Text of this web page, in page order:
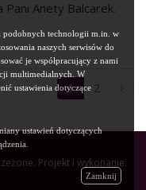
Anety Balcarek.
1 2
Projekt i wykonanie:
podobnych technologii m.in. w
naszych serwisów do
je współpracujący z nami
multimedialnych. W
ustawienia dotyczące
ustawień dotyczących
Zamknij